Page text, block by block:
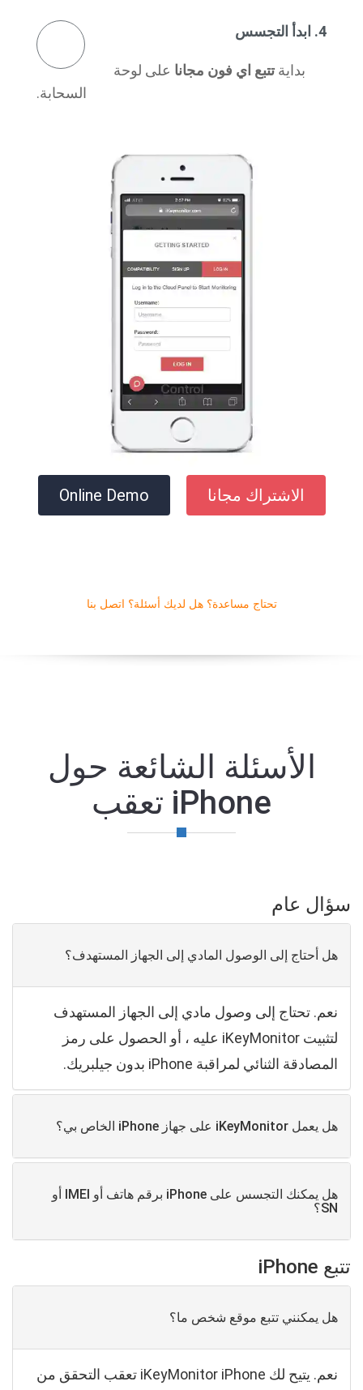
4. ابدأ التجسس
بداية تتبع اي فون مجانا على لوحة
السحابة.
الاشتراك مجانا Online Demo
تحتاج مساعدة؟ هل لديك أسئلة؟ اتصل بنا
الأسئلة الشائعة حول
iPhone تعقب
سؤال عام
هل أحتاج إلى الوصول المادي إلى الجهاز المستهدف؟
نعم. تحتاج إلى وصول مادي إلى الجهاز المستهدف
لتثبيت iKeyMonitor عليه ، أو الحصول على رمز
المصادقة الثنائي لمراقبة iPhone بدون جيلبريك.
هل يعمل iKeyMonitor على جهاز iPhone الخاص بي؟
هل يمكنك التجسس على iPhone برقم هاتف أو IMEI أو
SN؟
تتبع iPhone
هل يمكنني تتبع موقع شخص ما؟
نعم. يتيح لك iKeyMonitor iPhone تعقب التحقق من